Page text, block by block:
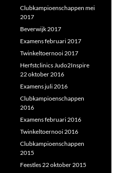
Clubkampioenschappen mei
2017
Beverwijk 2017
Examens februari 2017
Twinkeltoernooi 2017
Herfstclinics Judo2Inspire
22 oktober 2016
Examens juli 2016
Clubkampioenschappen
2016
Examens februari 2016
Twinkeltoernooi 2016
Clubkampioenschappen
2015
Feestles 22 oktober 2015